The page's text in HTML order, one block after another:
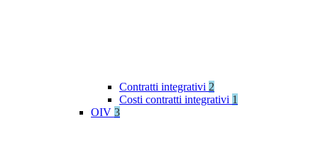
Contratti integrativi 2
Costi contratti integrativi 1
OIV 3